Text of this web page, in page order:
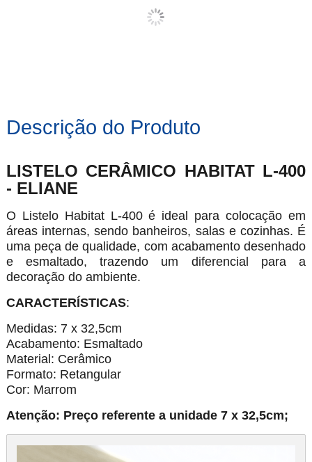
Descrição do Produto
LISTELO CERÂMICO HABITAT L-400
- ELIANE
O Listelo Habitat L-400 é ideal para colocação em
áreas internas, sendo banheiros, salas e cozinhas. É
uma peça de qualidade, com acabamento desenhado
e esmaltado, trazendo um diferencial para a
decoração do ambiente.
CARACTERÍSTICAS:
Medidas: 7 x 32,5cm
Acabamento: Esmaltado
Material: Cerâmico
Formato: Retangular
Cor: Marrom
Atenção: Preço referente a unidade 7 x 32,5cm;